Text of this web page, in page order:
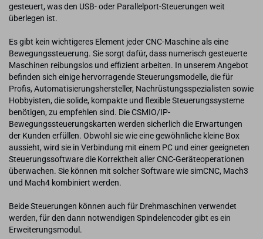
gesteuert, was den USB- oder Parallelport-Steuerungen weit
überlegen ist.
Es gibt kein wichtigeres Element jeder CNC-Maschine als eine
Bewegungssteuerung. Sie sorgt dafür, dass numerisch gesteuerte
Maschinen reibungslos und effizient arbeiten. In unserem Angebot
befinden sich einige hervorragende Steuerungsmodelle, die für
Profis, Automatisierungshersteller, Nachrüstungsspezialisten sowie
Hobbyisten, die solide, kompakte und flexible Steuerungssysteme
benötigen, zu empfehlen sind. Die CSMIO/IP-
Bewegungssteuerungskarten werden sicherlich die Erwartungen
der Kunden erfüllen. Obwohl sie wie eine gewöhnliche kleine Box
aussieht, wird sie in Verbindung mit einem PC und einer geeigneten
Steuerungssoftware die Korrektheit aller CNC-Geräteoperationen
überwachen. Sie können mit solcher Software wie simCNC, Mach3
und Mach4 kombiniert werden.
Beide Steuerungen können auch für Drehmaschinen verwendet
werden, für den dann notwendigen Spindelencoder gibt es ein
Erweiterungsmodul.